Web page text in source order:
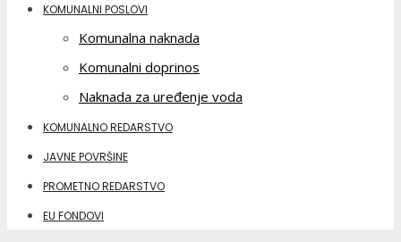
KOMUNALNI POSLOVI
Komunalna naknada
Komunalni doprinos
Naknada za uređenje voda
KOMUNALNO REDARSTVO
JAVNE POVRŠINE
PROMETNO REDARSTVO
EU FONDOVI